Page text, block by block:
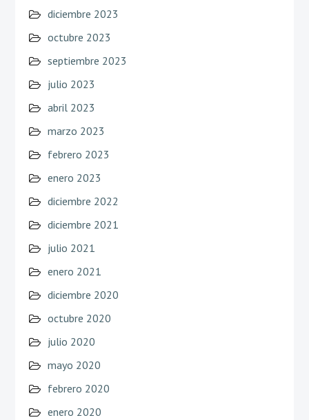
diciembre 2023
octubre 2023
septiembre 2023
julio 2023
abril 2023
marzo 2023
febrero 2023
enero 2023
diciembre 2022
diciembre 2021
julio 2021
enero 2021
diciembre 2020
octubre 2020
julio 2020
mayo 2020
febrero 2020
enero 2020